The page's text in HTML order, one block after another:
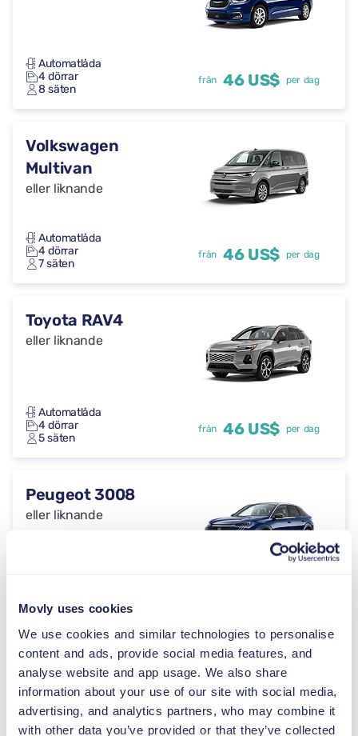
Movly uses cookies
We use cookies and similar technologies to personalise
content and ads, provide social media features, and
analyse website and app usage. We also share
information about your use of our site with social media,
advertising, and analytics partners, who may combine it
with other data you’ve provided or that they’ve collected
Automatlåda
4 dörrar
8 säten
från 46 US$ per dag
Volkswagen
Multivan
eller liknande
Automatlåda
4 dörrar
7 säten
från 46 US$ per dag
Toyota RAV4
eller liknande
Automatlåda
4 dörrar
5 säten
från 46 US$ per dag
Peugeot 3008
eller liknande
5 säten
Toyota Proace
eller liknande